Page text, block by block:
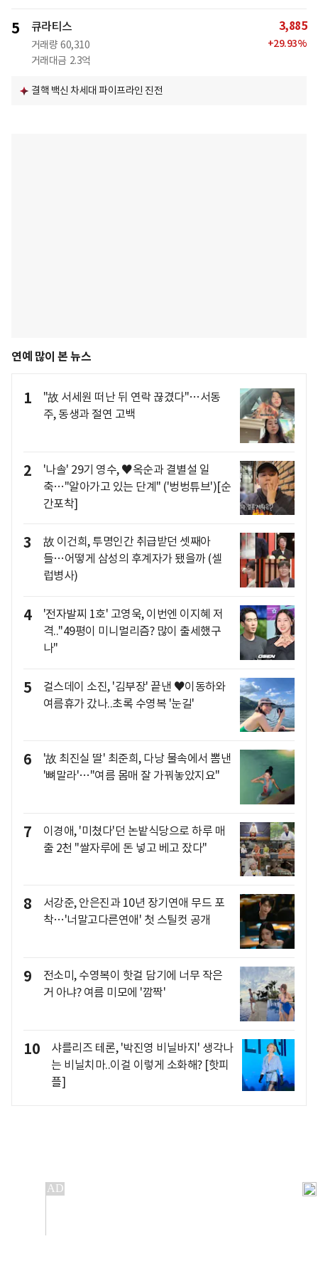
5 큐라티스
거래량 60,310
거래대금 2.3억
3,885
+29.93%
결핵 백신 차세대 파이프라인 진전
연예 많이 본 뉴스
1
"故 서세원 떠난 뒤 연락 끊겼다"…서동
주, 동생과 절연 고백
2
'나솔' 29기 영수, ♥옥순과 결별설 일
축…"알아가고 있는 단계" ('벙벙튜브')[순
간포착]
3
故 이건희, 투명인간 취급받던 셋째아
들…어떻게 삼성의 후계자가 됐을까 (셀
럽병사)
4
'전자발찌 1호' 고영욱, 이번엔 이지혜 저
격.."49평이 미니멀리즘? 많이 출세했구
나"
5
걸스데이 소진, '김부장' 끝낸 ♥이동하와
여름휴가 갔나..초록 수영복 '눈길'
6
'故 최진실 딸' 최준희, 다낭 물속에서 뽐낸
'뼈말라'…"여름 몸매 잘 가꿔놓았지요"
7
이경애, '미쳤다'던 논밭식당으로 하루 매
출 2천 "쌀자루에 돈 넣고 베고 잤다"
8
서강준, 안은진과 10년 장기연애 무드 포
착…'너말고다른연애' 첫 스틸컷 공개
9
전소미, 수영복이 핫걸 담기에 너무 작은
거 아냐? 여름 미모에 '깜짝'
10
샤를리즈 테론, '박진영 비닐바지' 생각나
는 비닐치마..이걸 이렇게 소화해? [핫피
플]